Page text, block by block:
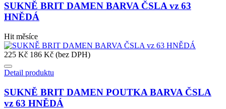
SUKNĚ BRIT DAMEN BARVA ČSLA vz 63
HNĚDÁ
Hit měsíce
225 Kč 186 Kč (bez DPH)
Detail produktu
SUKNĚ BRIT DAMEN POUTKA BARVA ČSLA
vz 63 HNĚDÁ